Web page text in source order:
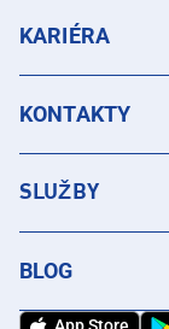
KARIÉRA
KONTAKTY
SLUŽBY
BLOG